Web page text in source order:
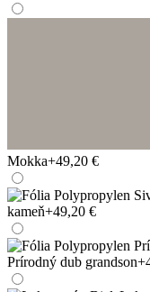
Mokka+49,20 €
kameň+49,20 €
Prírodný dub grandson